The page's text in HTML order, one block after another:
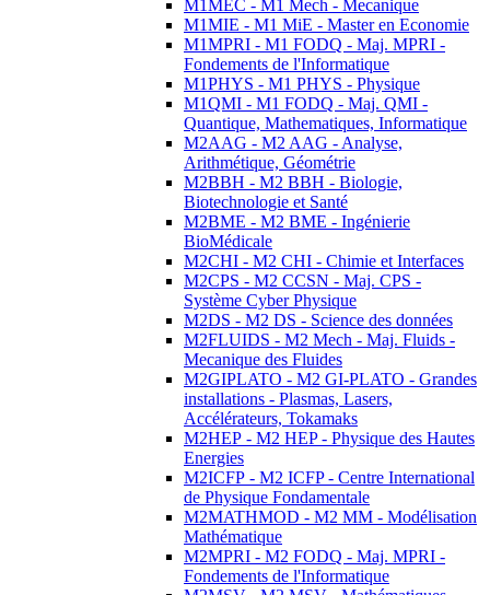
M1MEC - M1 Mech - Mecanique
M1MIE - M1 MiE - Master en Economie
M1MPRI - M1 FODQ - Maj. MPRI -
Fondements de l'Informatique
M1PHYS - M1 PHYS - Physique
M1QMI - M1 FODQ - Maj. QMI -
Quantique, Mathematiques, Informatique
M2AAG - M2 AAG - Analyse,
Arithmétique, Géométrie
M2BBH - M2 BBH - Biologie,
Biotechnologie et Santé
M2BME - M2 BME - Ingénierie
BioMédicale
M2CHI - M2 CHI - Chimie et Interfaces
M2CPS - M2 CCSN - Maj. CPS -
Système Cyber Physique
M2DS - M2 DS - Science des données
M2FLUIDS - M2 Mech - Maj. Fluids -
Mecanique des Fluides
M2GIPLATO - M2 GI-PLATO - Grandes
installations - Plasmas, Lasers,
Accélérateurs, Tokamaks
M2HEP - M2 HEP - Physique des Hautes
Energies
M2ICFP - M2 ICFP - Centre International
de Physique Fondamentale
M2MATHMOD - M2 MM - Modélisation
Mathématique
M2MPRI - M2 FODQ - Maj. MPRI -
Fondements de l'Informatique